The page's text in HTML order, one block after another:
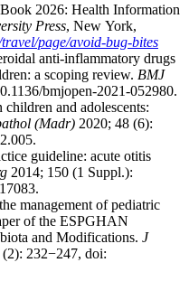
2026: Health Information
Press, New York,
page/avoid-bug-bites
anti-inflammatory drugs
a scoping review. BMJ
bmjopen-2021-052980.
and adolescents:
(Madr) 2020; 48 (6):
guideline: acute otitis
2014; 150 (1 Suppl.):
management of pediatric
of the ESPGHAN
and Modifications. J
(2): 232−247, doi: